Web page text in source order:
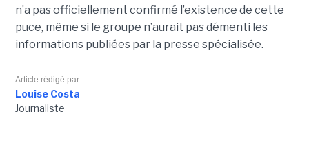
n’a pas officiellement confirmé l’existence de cette
puce, même si le groupe n’aurait pas démenti les
informations publiées par la presse spécialisée.
Article rédigé par
Louise Costa
Journaliste